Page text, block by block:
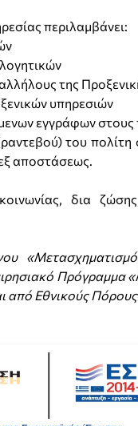
περιλαµβάνει:
της
υπηρεσιών
εγγράφων στους
του πολίτη
αποστάσεως.
δια
από Εθνικούς